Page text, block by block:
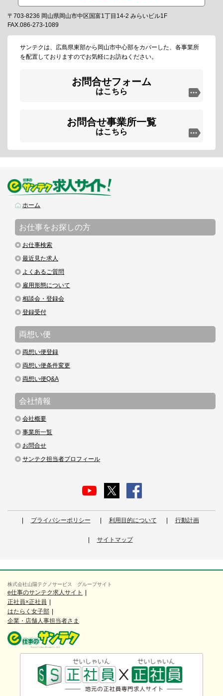
〒703-8236 岡山県岡山市中区国富1丁目14-2 みらいビル1F
FAX.086-273-1089
サンテクは、広島県東部から岡山市中心部をカバーした、各事業所
を配置しておりますのでお気軽にお訪ねください。
お問合せフォーム
はこちら
お問合せ事業所一覧
はこちら
ホーム
お仕事をお探しの方
お仕事検索
最近見た求人
よくあるご質問
雇用形態について
相談会・登録会
登録受付
両想い便
両想い便登録
両想い便条件変更
両想い便Q&A
会社情報
会社概要
事業所一覧
お問合せ
サンテク担当者プロフィール
プライバシーポリシー 利用目的について 行動計画
サイトマップ
株式会社山陽テクノサービス グループサイト
e仕事のサンテク求人サイト
正社員×正社員
はたらく女子部
企業・店舗人事担当者さま